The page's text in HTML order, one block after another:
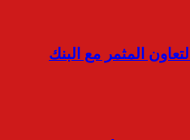
المثمر مع البنك